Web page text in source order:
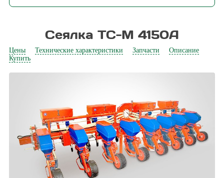
Сеялка ТС-М 4150А
Цены Технические характеристики Запчасти
Описание
Купить